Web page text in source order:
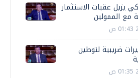
يزيل عقبات الاستثمار
مع الممولين
ضريبية لتوطين